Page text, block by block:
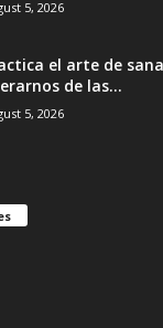
5, 2026
el arte de
de las...
5, 2026